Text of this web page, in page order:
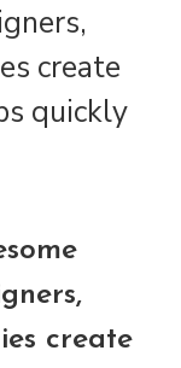
create
quickly
create